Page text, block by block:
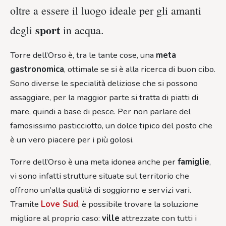
oltre a essere il luogo ideale per gli amanti
degli sport in acqua.
Torre dell’Orso è, tra le tante cose, una meta
gastronomica, ottimale se si è alla ricerca di buon cibo.
Sono diverse le specialità deliziose che si possono
assaggiare, per la maggior parte si tratta di piatti di
mare, quindi a base di pesce. Per non parlare del
famosissimo pasticciotto, un dolce tipico del posto che
è un vero piacere per i più golosi.
Torre dell’Orso è una meta idonea anche perfamiglie,
vi sono infatti strutture situate sul territorio che
offrono un’alta qualità di soggiorno e servizi vari.
Tramite Love Sud, è possibile trovare la soluzione
migliore al proprio caso: ville attrezzate con tutti i